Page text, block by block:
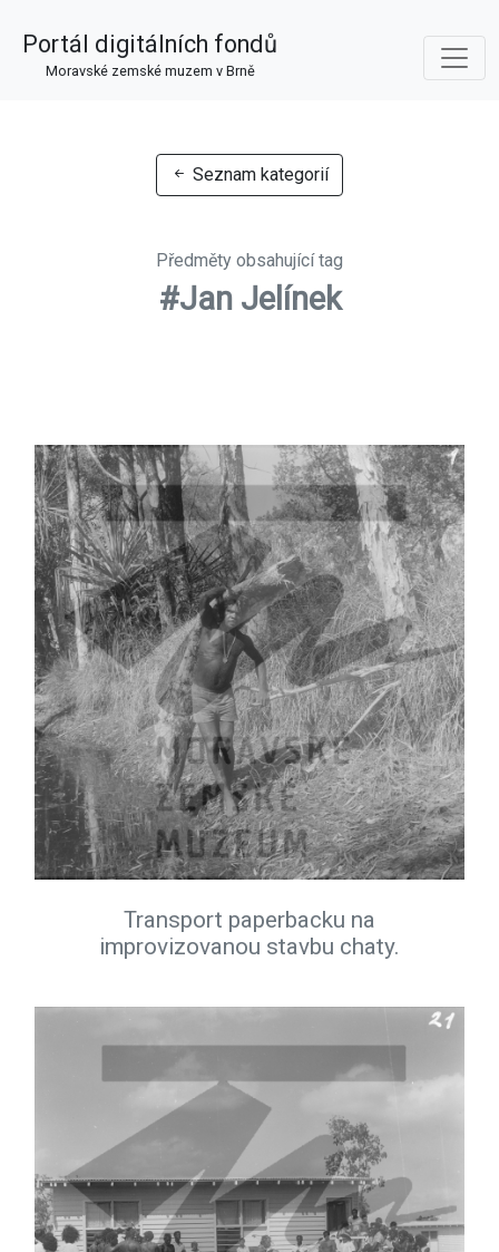
Portál digitálních fondů
Moravské zemské muzem v Brně
Seznam kategorií
Předměty obsahující tag
#Jan Jelínek
Transport paperbacku na
improvizovanou stavbu chaty.